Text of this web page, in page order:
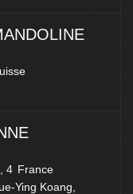
, 4 France
Ying Koang,